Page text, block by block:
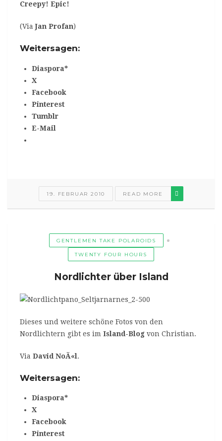
Creepy! Epic!
(ViaJan Profan)
Weitersagen:
Diaspora*
X
Facebook
Pinterest
Tumblr
E-Mail
19. FEBRUAR 2010 READ MORE
GENTLEMEN TAKE POLAROIDS
TWENTY FOUR HOURS
Nordlichter über Island
Dieses und weitere schöne Fotos von den
Nordlichtern gibt es im Island-Blog von Christian.
Via David NoÃ«l .
Weitersagen:
Diaspora*
X
Facebook
Pinterest